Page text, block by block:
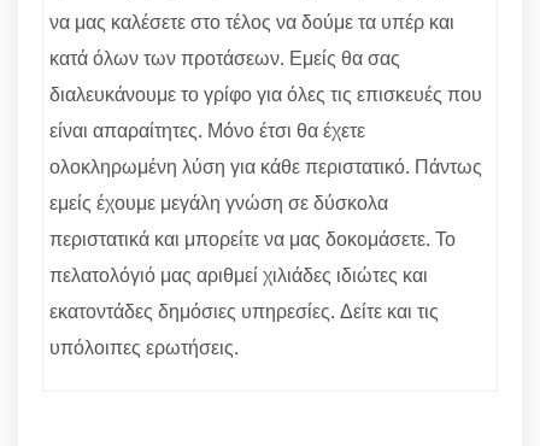
να μας καλέσετε στο τέλος να δούμε τα υπέρ και
κατά όλων των προτάσεων. Εμείς θα σας
διαλευκάνουμε το γρίφο για όλες τις επισκευές που
είναι απαραίτητες. Μόνο έτσι θα έχετε
ολοκληρωμένη λύση για κάθε περιστατικό. Πάντως
εμείς έχουμε μεγάλη γνώση σε δύσκολα
περιστατικά και μπορείτε να μας δοκομάσετε. Το
πελατολόγιό μας αριθμεί χιλιάδες ιδιώτες και
εκατοντάδες δημόσιες υπηρεσίες. Δείτε και τις
υπόλοιπες ερωτήσεις.